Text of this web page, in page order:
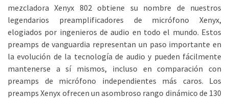
mezcladora Xenyx 802 obtiene su nombre de nuestros
legendarios preamplificadores de micrófono Xenyx,
elogiados por ingenieros de audio en todo el mundo. Estos
preamps de vanguardia representan un paso importante en
la evolución de la tecnología de audio y pueden fácilmente
mantenerse a sí mismos, incluso en comparación con
preamps de micrófono independientes más caros. Los
preamps Xenyx ofrecen un asombroso rango dinámico de 130